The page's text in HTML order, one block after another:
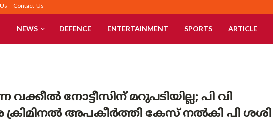
Contact Us
NEWS DEFENCE ENTERTAINMENT SPORTS ARTICLE
നോട്ടീസിന് മറുപടിയില്ല; പി വി
അപകീർത്തി കേസ് നൽകി പി ശശി